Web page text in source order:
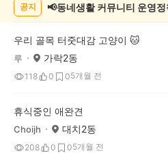
목
공지 📢동네생활 커뮤니티 운영
우리 골목 터줏대감 고양이 🐱
루 가락2동
118 0 05개월 전
휴식중인 애완견
Choijh 대치2동
208 0 05개월 전